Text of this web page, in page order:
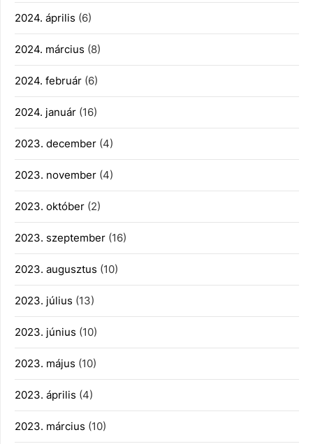
2024. április (6)
2024. március (8)
2024. február (6)
2024. január (16)
2023. december (4)
2023. november (4)
2023. október (2)
2023. szeptember (16)
2023. augusztus (10)
2023. július (13)
2023. június (10)
2023. május (10)
2023. április (4)
2023. március (10)